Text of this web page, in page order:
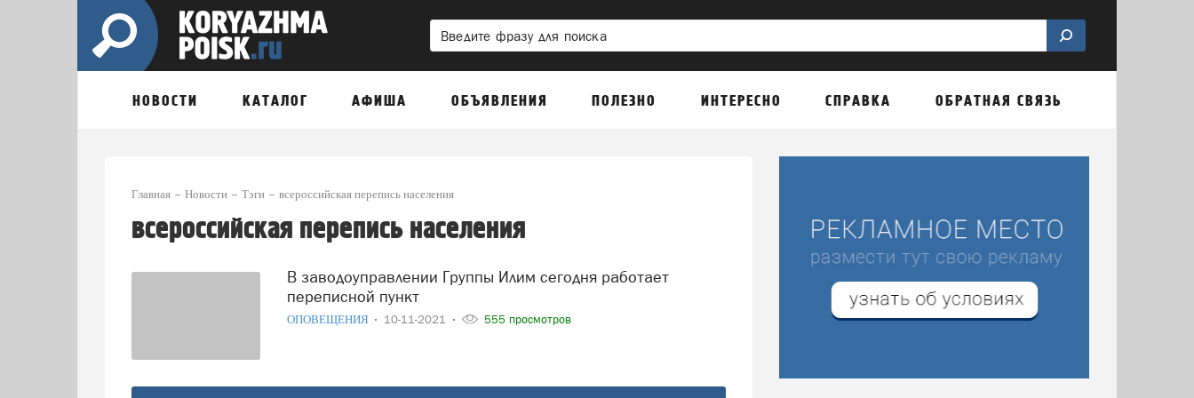
НОВОСТИ КАТАЛОГ АФИША ОБЪЯВЛЕНИЯ ПОЛЕЗНО ИНТЕРЕСНО СПРАВКА ОБРАТНАЯ СВЯЗЬ
Главная Новости Тэги всероссийская перепись населения
всероссийская перепись населения
В заводоуправлении Группы Илим сегодня работает
переписной пункт
ОПОВЕЩЕНИЯ 10-11-2021 555 просмотров